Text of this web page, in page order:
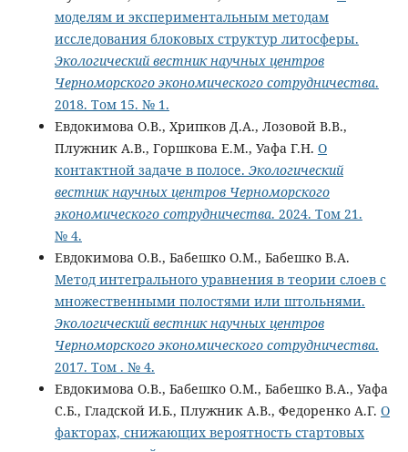
моделям и экспериментальным методам
исследования блоковых структур литосферы.
Экологический вестник научных центров
Черноморского экономического сотрудничества.
2018. Том 15. № 1.
Евдокимова О.В., Хрипков Д.А., Лозовой В.В.,
Плужник А.В., Горшкова Е.М., Уафа Г.Н. О
контактной задаче в полосе. Экологический
вестник научных центров Черноморского
экономического сотрудничества. 2024. Том 21.
№ 4.
Евдокимова О.В., Бабешко О.М., Бабешко В.А.
Метод интегрального уравнения в теории слоев с
множественными полостями или штольнями.
Экологический вестник научных центров
Черноморского экономического сотрудничества.
2017. Том . № 4.
Евдокимова О.В., Бабешко О.М., Бабешко В.А., Уафа
С.Б., Гладской И.Б., Плужник А.В., Федоренко А.Г. О
факторах, снижающих вероятность стартовых